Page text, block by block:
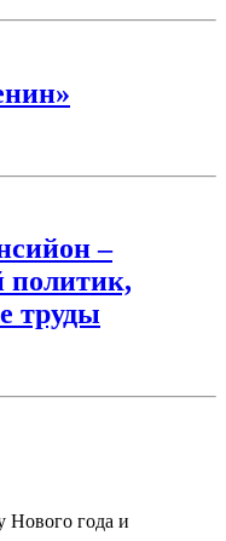
–
политик,
труды
Нового года и